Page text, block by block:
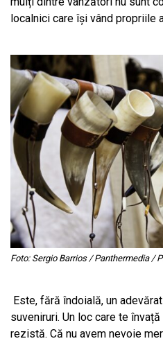
localnici care își vând propriile
Foto: Sergio Barrios / Panthermedia /
Este, fără îndoială, un
suveniruri. Un loc care te
rezistă. Că nu avem nevoie